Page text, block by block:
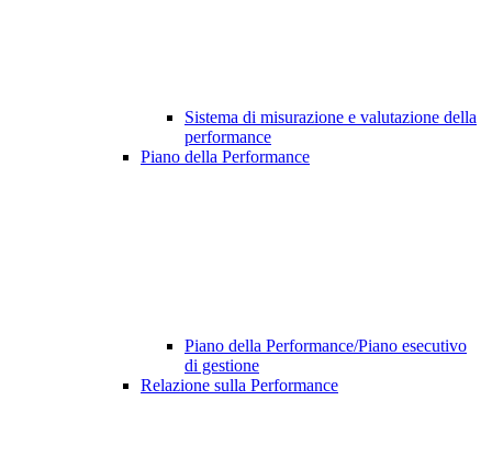
Sistema di misurazione e valutazione della
performance
Piano della Performance
Piano della Performance/Piano esecutivo
di gestione
Relazione sulla Performance